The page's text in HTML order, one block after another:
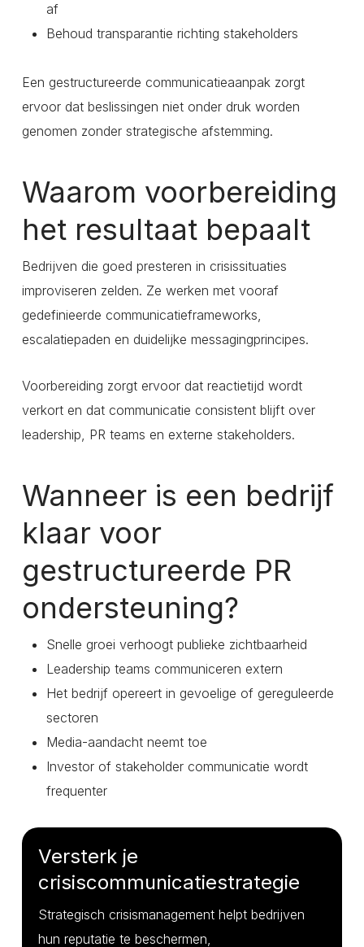
af
Behoud transparantie richting stakeholders
Een gestructureerde communicatieaanpak zorgt
ervoor dat beslissingen niet onder druk worden
genomen zonder strategische afstemming.
Waarom voorbereiding
het resultaat bepaalt
Bedrijven die goed presteren in crisissituaties
improviseren zelden. Ze werken met vooraf
gedefinieerde communicatieframeworks,
escalatiepaden en duidelijke messagingprincipes.
Voorbereiding zorgt ervoor dat reactietijd wordt
verkort en dat communicatie consistent blijft over
leadership, PR teams en externe stakeholders.
Wanneer is een bedrijf
klaar voor
gestructureerde PR
ondersteuning?
Snelle groei verhoogt publieke zichtbaarheid
Leadership teams communiceren extern
Het bedrijf opereert in gevoelige of gereguleerde
sectoren
Media-aandacht neemt toe
Investor of stakeholder communicatie wordt
frequenter
Versterk je
crisiscommunicatiestrategie
Strategisch crisismanagement helpt bedrijven
hun reputatie te beschermen,